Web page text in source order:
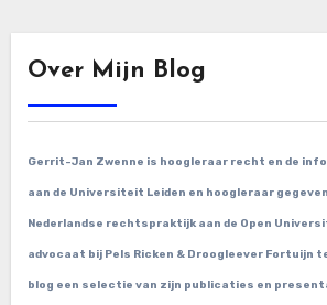
Over Mijn Blog
Gerrit-Jan Zwenne is hoogleraar recht en de
aan de Universiteit Leiden en hoogleraar
Nederlandse rechtspraktijk aan de Open
advocaat bij Pels Ricken & Droogleever Fortuijn
blog een selectie van zijn publicaties en